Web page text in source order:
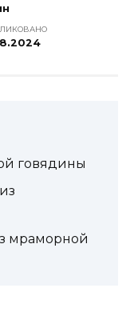
говядины
мраморной